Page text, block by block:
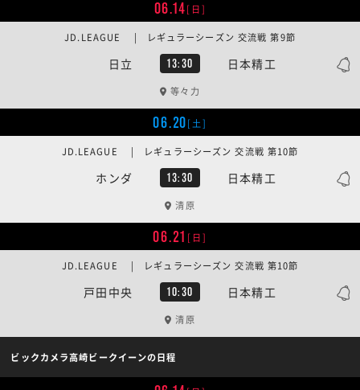
06.14[日]
日立 13:30 日本精工
JD.LEAGUE | レギュラーシーズン 交流戦 第9節
等々力
06.20[土]
ホンダ 13:30 日本精工
JD.LEAGUE | レギュラーシーズン 交流戦 第10節
清原
06.21 [日]
戸田中央 10:30 日本精工
JD.LEAGUE | レギュラーシーズン 交流戦 第10節
清原
ビックカメラ高崎ビークイーンの日程